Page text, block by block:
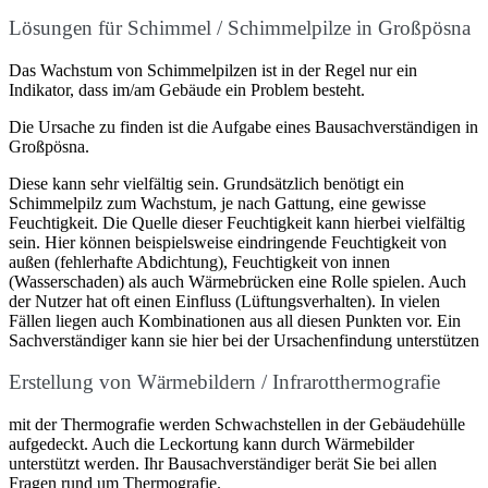
Lösungen für Schimmel / Schimmelpilze in Großpösna
Das Wachstum von Schimmelpilzen ist in der Regel nur ein
Indikator, dass im/am Gebäude ein Problem besteht.
Die Ursache zu finden ist die Aufgabe eines Bausachverständigen in
Großpösna.
Diese kann sehr vielfältig sein. Grundsätzlich benötigt ein
Schimmelpilz zum Wachstum, je nach Gattung, eine gewisse
Feuchtigkeit. Die Quelle dieser Feuchtigkeit kann hierbei vielfältig
sein. Hier können beispielsweise eindringende Feuchtigkeit von
außen (fehlerhafte Abdichtung), Feuchtigkeit von innen
(Wasserschaden) als auch Wärmebrücken eine Rolle spielen. Auch
der Nutzer hat oft einen Einfluss (Lüftungsverhalten). In vielen
Fällen liegen auch Kombinationen aus all diesen Punkten vor. Ein
Sachverständiger kann sie hier bei der Ursachenfindung unterstützen
Erstellung von Wärmebildern / Infrarotthermografie
mit der Thermografie werden Schwachstellen in der Gebäudehülle
aufgedeckt. Auch die Leckortung kann durch Wärmebilder
unterstützt werden. Ihr Bausachverständiger berät Sie bei allen
Fragen rund um Thermografie.